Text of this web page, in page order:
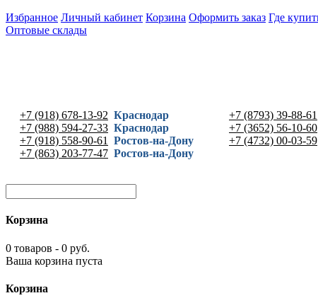
Избранное Личный кабинет Корзина Оформить заказ Где
Оптовые склады
+7 (918) 678-13-92 Краснодар
+7 (988) 594-27-33 Краснодар
+7 (918) 558-90-61
Ростов-на-Дону
+7 (863) 203-77-47 Ростов-на-Дону
+7 (8793) 39-88-61
+7 (3652) 56-10-60
+7 (4732) 00-03-59
Корзина
0 товаров - 0 руб.
Ваша корзина пуста
Корзина